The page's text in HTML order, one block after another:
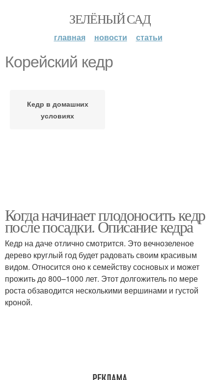
ЗЕЛЁНЫЙ САД
главная новости статьи
Корейский кедр
Кедр в домашних
условиях
Когда начинает плодоносить кедр
после посадки. Описание кедра
Кедр на даче отлично смотрится. Это вечнозеленое
дерево круглый год будет радовать своим красивым
видом. Относится оно к семейству сосновых и может
прожить до 800–1000 лет. Этот долгожитель по мере
роста обзаводится несколькими вершинами и густой
кроной.